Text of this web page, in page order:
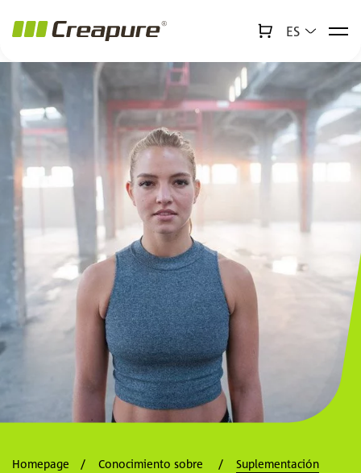
ES
Homepage
Conocimiento sobre
Suplementación
Creabot ↻ x